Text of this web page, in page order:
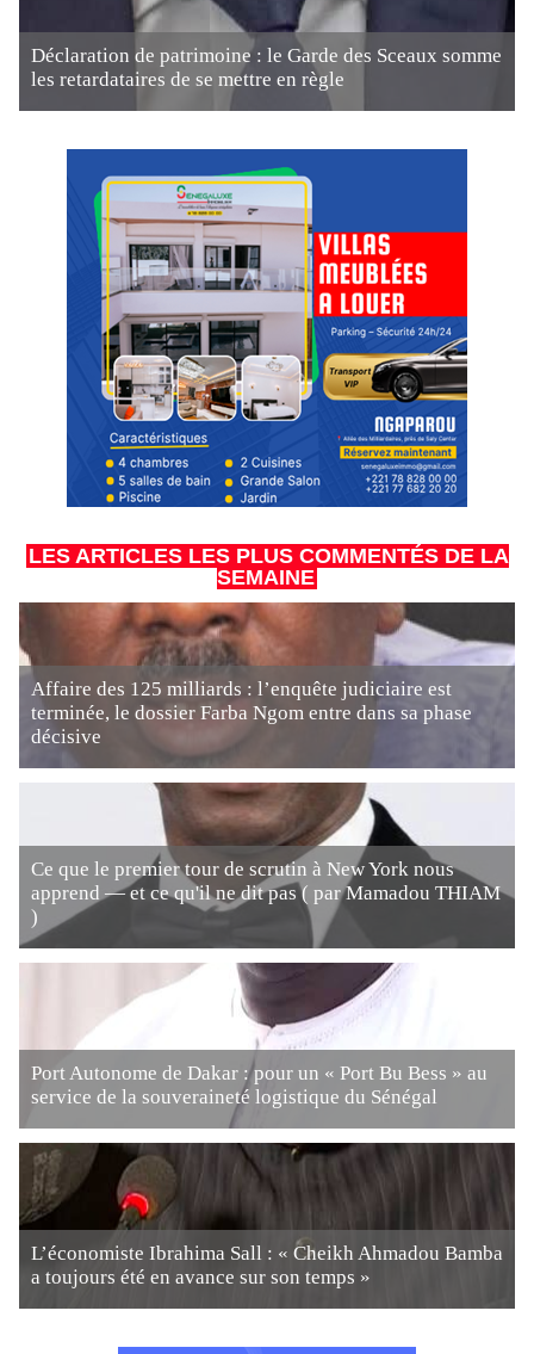
Déclaration de patrimoine : le Garde des Sceaux somme
les retardataires de se mettre en règle
LES ARTICLES LES PLUS COMMENTÉS DE LA
SEMAINE
Affaire des 125 milliards : l’enquête judiciaire est
terminée, le dossier Farba Ngom entre dans sa phase
décisive
Ce que le premier tour de scrutin à New York nous
apprend — et ce qu'il ne dit pas ( par Mamadou THIAM
)
Port Autonome de Dakar : pour un « Port Bu Bess » au
service de la souveraineté logistique du Sénégal
L’économiste Ibrahima Sall : « Cheikh Ahmadou Bamba
a toujours été en avance sur son temps »